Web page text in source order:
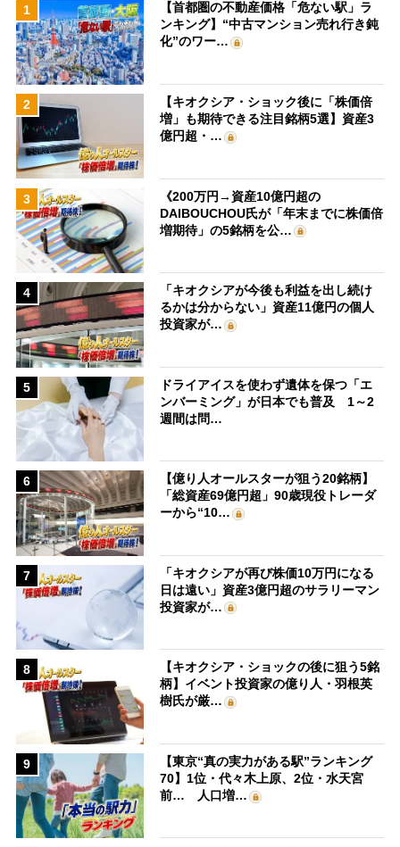
1
【首都圏の不動産価格「危ない駅」ラ
ンキング】“中古マンション売れ行き鈍
化”のワー…
2
【キオクシア・ショック後に「株価倍
増」も期待できる注目銘柄5選】資産3
億円超・…
3
《200万円→資産10億円超の
DAIBOUCHOU氏が「年末までに株価倍
増期待」の5銘柄を公…
4
「キオクシアが今後も利益を出し続け
るかは分からない」資産11億円の個人
投資家が…
5
ドライアイスを使わず遺体を保つ「エ
ンバーミング」が日本でも普及 1～2
週間は問…
6
【億り人オールスターが狙う20銘柄】
「総資産69億円超」90歳現役トレーダ
ーから“10…
7
「キオクシアが再び株価10万円になる
日は遠い」資産3億円超のサラリーマン
投資家が…
8
【キオクシア・ショックの後に狙う5銘
柄】イベント投資家の億り人・羽根英
樹氏が厳…
9
【東京“真の実力がある駅”ランキング
70】1位・代々木上原、2位・水天宮
前… 人口増…